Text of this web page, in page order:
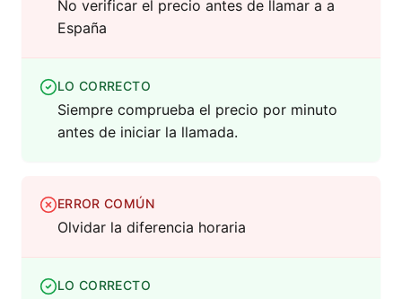
No verificar el precio antes de llamar a a
España
LO CORRECTO
Siempre comprueba el precio por minuto
antes de iniciar la llamada.
ERROR COMÚN
Olvidar la diferencia horaria
LO CORRECTO